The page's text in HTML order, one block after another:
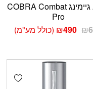
כיסא גיימינג COBRA Combat
Pro
₪ המחיר
₪690.
₪490 המחיר
₪490.
(כולל מע"מ)